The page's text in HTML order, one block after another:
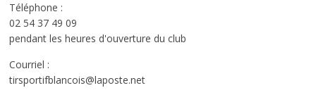
Téléphone :
02 54 37 49 09
pendant les heures d'ouverture du club
Courriel :
tirsportifblancois@laposte.net